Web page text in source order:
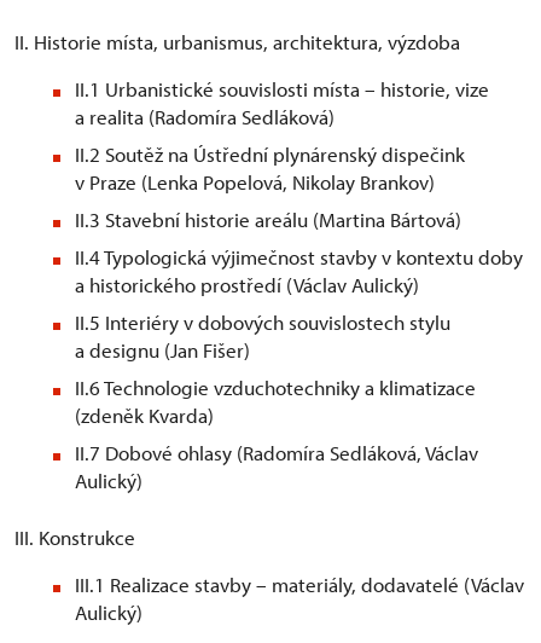
II. Historie místa, urbanismus, architektura, výzdoba
II.1 Urbanistické souvislosti místa – historie, vize
a realita (Radomíra Sedláková)
II.2 Soutěž na Ústřední plynárenský dispečink
v Praze (Lenka Popelová, Nikolay Brankov)
II.3 Stavební historie areálu (Martina Bártová)
II.4 Typologická výjimečnost stavby v kontextu doby
a historického prostředí (Václav Aulický)
II.5 Interiéry v dobových souvislostech stylu
a designu (Jan Fišer)
II.6 Technologie vzduchotechniky a klimatizace
(zdeněk Kvarda)
II.7 Dobové ohlasy (Radomíra Sedláková, Václav
Aulický)
III. Konstrukce
III.1 Realizace stavby – materiály, dodavatelé (Václav
Aulický)